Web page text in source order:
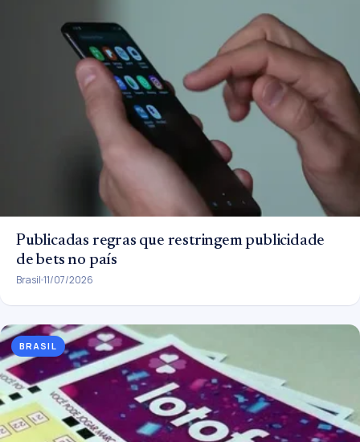
Publicadas regras que restringem publicidade
de bets no país
Brasil 11/07/2026
BRASIL